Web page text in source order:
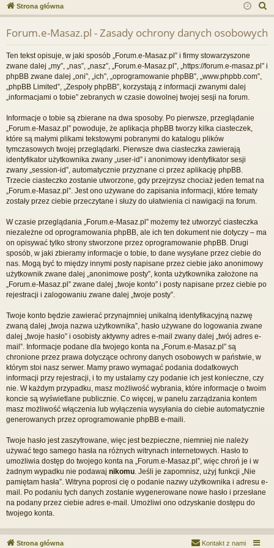
j
…
uj
si
ę
es
tru
si
Strona główna
z
Forum.e-Masaz.pl - Zasady ochrony danych osobowych
Ten tekst opisuje, w jaki sposób „Forum.e-Masaz.pl” i firmy stowarzyszone
zwane dalej „my”, „nas”, „nasz”, „Forum.e-Masaz.pl”, „https://forum.e-masaz.pl” i
phpBB zwane dalej „oni”, „ich”, „oprogramowanie phpBB”, „www.phpbb.com”,
„phpBB Limited”, „Zespoły phpBB”, korzystają z informacji zwanymi dalej
„informacjami o tobie” zebranych w czasie dowolnej twojej sesji na forum.
Informacje o tobie są zbierane na dwa sposoby. Po pierwsze, przeglądanie
„Forum.e-Masaz.pl” powoduje, że aplikacja phpBB tworzy kilka ciasteczek,
które są małymi plikami tekstowymi pobranymi do katalogu plików
tymczasowych twojej przeglądarki. Pierwsze dwa ciasteczka zawierają
identyfikator użytkownika zwany „user-id” i anonimowy identyfikator sesji
zwany „session-id”, automatycznie przyznane ci przez aplikację phpBB.
Trzecie ciasteczko zostanie utworzone, gdy przejrzysz chociaż jeden temat na
„Forum.e-Masaz.pl”. Jest ono używane do zapisania informacji, które tematy
zostały przez ciebie przeczytane i służy do ułatwienia ci nawigacji na forum.
W czasie przeglądania „Forum.e-Masaz.pl” możemy też utworzyć ciasteczka
niezależne od oprogramowania phpBB, ale ich ten dokument nie dotyczy – ma
on opisywać tylko strony stworzone przez oprogramowanie phpBB. Drugi
sposób, w jaki zbieramy informacje o tobie, to dane wysyłane przez ciebie do
nas. Mogą być to między innymi posty napisane przez ciebie jako anonimowy
użytkownik zwane dalej „anonimowe posty”, konta użytkownika założone na
„Forum.e-Masaz.pl” zwane dalej „twoje konto” i posty napisane przez ciebie po
rejestracji i zalogowaniu zwane dalej „twoje posty”.
Twoje konto będzie zawierać przynajmniej unikalną identyfikacyjną nazwę
zwaną dalej „twoja nazwa użytkownika”, hasło używane do logowania zwane
dalej „twoje hasło” i osobisty aktywny adres e-mail zwany dalej „twój adres e-
mail”. Informacje podane dla twojego konta na „Forum.e-Masaz.pl” są
chronione przez prawa dotyczące ochrony danych osobowych w państwie, w
którym stoi nasz serwer. Mamy prawo wymagać podania dodatkowych
informacji przy rejestracji, i to my ustalamy czy podanie ich jest konieczne, czy
nie. W każdym przypadku, masz możliwość wybrania, które informacje o twoim
koncie są wyświetlane publicznie. Co więcej, w panelu zarządzania kontem
masz możliwość włączenia lub wyłączenia wysyłania do ciebie automatycznie
generowanych przez oprogramowanie phpBB e-maili.
Twoje hasło jest zaszyfrowane, więc jest bezpieczne, niemniej nie należy
używać tego samego hasła na różnych witrynach internetowych. Hasło to
umożliwia dostęp do twojego konta na „Forum.e-Masaz.pl”, więc chroń je i w
żadnym wypadku nie podawaj nikomu . Jeśli je zapomnisz, użyj funkcji „Nie
pamiętam hasła”. Witryna poprosi cię o podanie nazwy użytkownika i adresu e-
mail. Po podaniu tych danych zostanie wygenerowane nowe hasło i przesłane
na podany przez ciebie adres e-mail. Umożliwi ono odzyskanie dostępu do
twojego konta.
Strona główna Kontakt z nami